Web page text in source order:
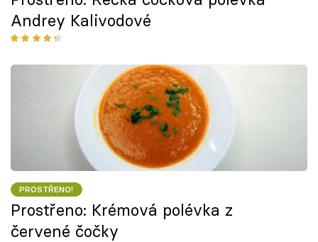
Andrey Kalivodové
PROSTŘENO!
Prostřeno: Krémová polévka z
červené čočky